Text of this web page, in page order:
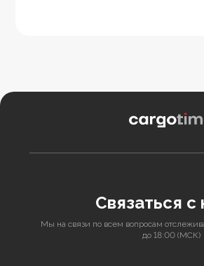
Связаться с
Мы на связи по всем вопросам
до 18:00 (МСК)